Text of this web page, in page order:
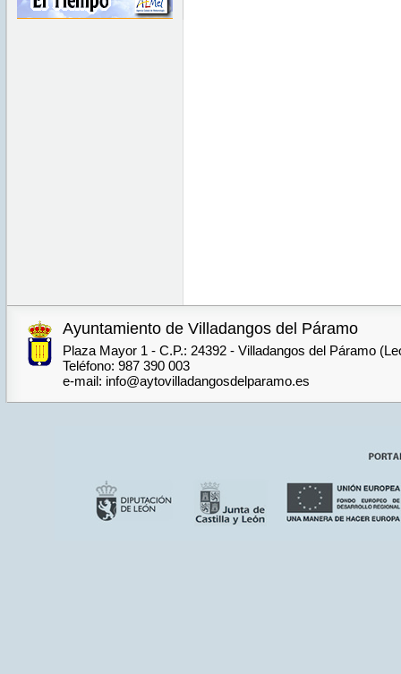
Ayuntamiento de Villadangos del Páramo
Plaza Mayor 1 - C.P.: 24392 - Villadangos del Páramo
Teléfono: 987 390 003
e-mail: info@aytovilladangosdelparamo.es